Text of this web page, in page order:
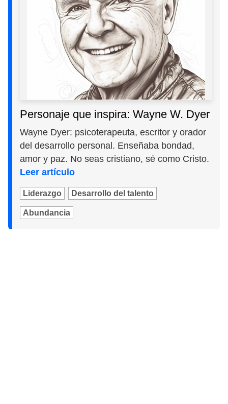
Personaje que inspira: Wayne W. Dyer
Wayne Dyer: psicoterapeuta, escritor y orador
del desarrollo personal. Enseñaba bondad,
amor y paz. No seas cristiano, sé como Cristo.
Leer artículo
Liderazgo Desarrollo del talento
Abundancia